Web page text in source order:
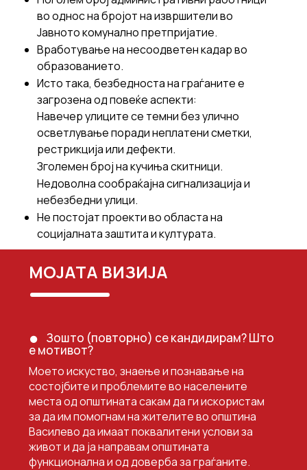
во однос на бројот на извршители во
Јавното комунално претпријатие.
Вработување на несоодветен кадар во
образованието.
Исто така, безбедноста на граѓаните е
загрозена од повеќе аспекти:
Навечер улиците се темни без улично
осветлување поради неплатени сметки,
рестрикција или дефекти.
Зголемен број на кучиња скитници.
Недоволна сообраќајна сигнализација и
небезбедни улици.
Не постојат проекти во областа на
социјалната заштита и културата.
МОЈАТА ВИЗИЈА
Зошто (повторно) се кандидирам? Што
е мотивот?
Моето искуство, знаење и познавање на
состојбите и проблемите во населените
места од општината сакам да ги искористам
за да им помогнам на жителите во општина
Василево да имаат поквалитени услови за
живот и да ја направам општината
функционална и од доверба за граѓаните.